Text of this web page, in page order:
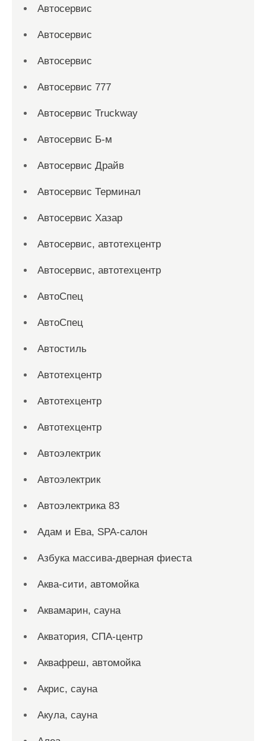
Автосервис
Автосервис
Автосервис
Автосервис 777
Автосервис Truckway
Автосервис Б-м
Автосервис Драйв
Автосервис Терминал
Автосервис Хазар
Автосервис, автотехцентр
Автосервис, автотехцентр
АвтоСпец
АвтоСпец
Автостиль
Автотехцентр
Автотехцентр
Автотехцентр
Автоэлектрик
Автоэлектрик
Автоэлектрика 83
Адам и Ева, SPA-салон
Азбука массива-дверная фиеста
Аква-сити, автомойка
Аквамарин, сауна
Акватория, СПА-центр
Аквафреш, автомойка
Акрис, сауна
Акула, сауна